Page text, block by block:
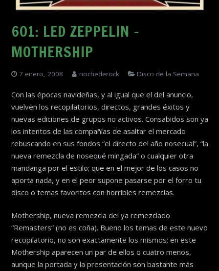
601: LED ZEPPELIN –
MOTHERSHIP
7 enero, 2008 nochederock Disco de la Semana
Con las épocas navideñas, y al igual que el del anuncio,
vuelven los recopilatorios, directos, grandes éxitos y
nuevas ediciones de grupos no activos. Consabidos son ya
los intentos de las compañías de asaltar el mercado
rebuscando en sus fondos “el directo del año nosecual”, “la
nueva remezcla de nosequé mingada” o cualquier otra
mandanga por el estilo; que en el mejor de los casos no
aporta nada, y en el peor supone pasarse por el forro tu
disco o temas favoritos con horribles remezclas.
Mothership, nueva remezcla del ya remezclado
“Remasters” (no es coña). Bueno los temas de este nuevo
recopilatorio, no son exactamente los mismos; en este
Mothership aparecen un par de ellos o cuatro menos,
aunque la portada y la presentación son bastante más